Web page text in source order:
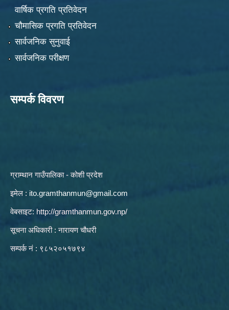
वार्षिक प्रगति प्रतिवेदन
चौमासिक प्रगति प्रतिवेदन
सार्वजनिक सुनुवाई
सार्वजनिक परीक्षण
सम्पर्क विवरण
ग्राम्थान गाउँपालिका - कोशी प्रदेश
इमेल : ito.gramthanmun@gmail.com
वेबसाइट: http://gramthanmun.gov.np/
सूचना अधिकारी : नारायण चौधरी
सम्पर्क नं : ९८५२०५१७९४